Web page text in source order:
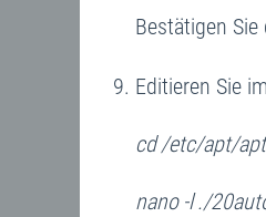
Bestätigen
Editieren Sie
cd /etc/apt/
nano -l ./